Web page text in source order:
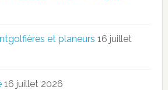
et planeurs 16 juillet
16 juillet 2026